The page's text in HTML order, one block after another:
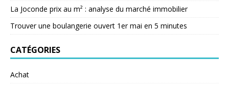
La Joconde prix au m² : analyse du marché immobilier
Trouver une boulangerie ouvert 1er mai en 5 minutes
CATÉGORIES
Achat